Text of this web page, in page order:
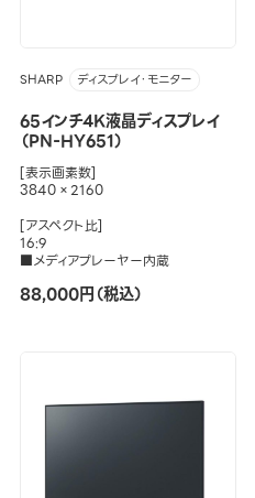
SHARP ディスプレイ・モニター
65インチ4K液晶ディスプレイ
（PN-HY651）
[表示画素数]
3840×2160
[アスペクト比]
16:9
■メディアプレーヤー内蔵
88,000円（税込）